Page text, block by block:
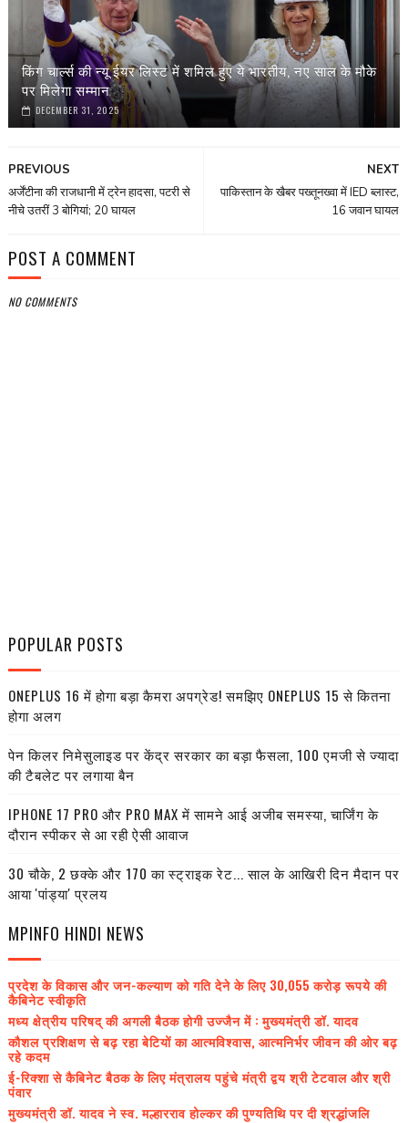
किंग चार्ल्स की न्यू ईयर लिस्ट में शमिल हुए ये भारतीय, नए साल के मौके
पर मिलेगा सम्मान
DECEMBER 31, 2025
NEXT
पाकिस्तान के खैबर पख्तूनख्वा में IED ब्लास्ट,
16 जवान घायल
PREVIOUS
अर्जेंटीना की राजधानी में ट्रेन हादसा, पटरी से
नीचे उतरीं 3 बोगियां; 20 घायल
POST A COMMENT
NO COMMENTS
POPULAR POSTS
ONEPLUS 16 में होगा बड़ा कैमरा अपग्रेड! समझिए ONEPLUS 15 से कितना
होगा अलग
पेन किलर निमेसुलाइड पर केंद्र सरकार का बड़ा फैसला, 100 एमजी से ज्यादा
की टैबलेट पर लगाया बैन
IPHONE 17 PRO और PRO MAX में सामने आई अजीब समस्या, चार्जिंग के
दौरान स्पीकर से आ रही ऐसी आवाज
30 चौके, 2 छक्के और 170 का स्ट्राइक रेट... साल के आखिरी दिन मैदान पर
आया 'पांड्या' प्रलय
MPINFO HINDI NEWS
प्रदेश के विकास और जन-कल्याण को गति देने के लिए 30,055 करोड़ रूपये की
कैबिनेट स्वीकृति
मध्य क्षेत्रीय परिषद् की अगली बैठक होगी उज्जैन में : मुख्यमंत्री डॉ. यादव
कौशल प्रशिक्षण से बढ़ रहा बेटियों का आत्मविश्वास, आत्मनिर्भर जीवन की ओर बढ़
रहे कदम
ई-रिक्शा से कैबिनेट बैठक के लिए मंत्रालय पहुंचे मंत्री द्वय श्री टेटवाल और श्री
पंवार
मुख्यमंत्री डॉ. यादव ने स्व. मल्हारराव होल्कर की पुण्यतिथि पर दी श्रद्धांजलि